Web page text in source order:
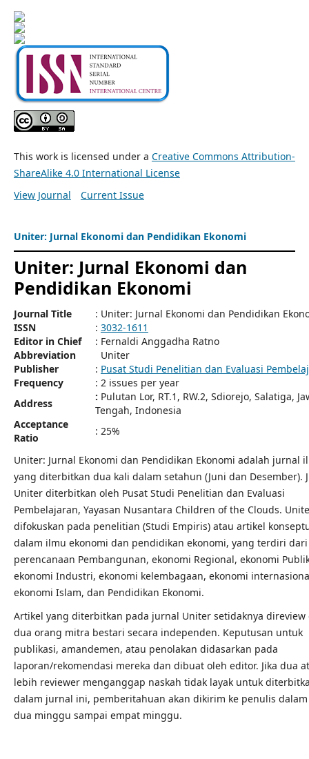
This work is licensed under a Creative Commons Attribution-
ShareAlike 4.0 International License
View Journal
Current Issue
Uniter: Jurnal Ekonomi dan Pendidikan Ekonomi
Uniter: Jurnal Ekonomi dan
Pendidikan Ekonomi
Journal Title
: Uniter: Jurnal Ekonomi dan Pendidikan
ISSN
: 3032-1611
Editor in Chief
: Fernaldi Anggadha Ratno
Abbreviation
Uniter
Publisher
: Pusat Studi Penelitian dan Evaluasi
Frequency
: 2 issues per year
Address
: Pulutan Lor, RT.1, RW.2, Sdiorejo, Salatiga,
Tengah, Indonesia
Acceptance
Ratio
: 25%
Uniter: Jurnal Ekonomi dan Pendidikan Ekonomi adalah jurnal
yang diterbitkan dua kali dalam setahun (Juni dan Desember).
Uniter diterbitkan oleh Pusat Studi Penelitian dan Evaluasi
Pembelajaran, Yayasan Nusantara Children of the Clouds.
difokuskan pada penelitian (Studi Empiris) atau artikel
dalam ilmu ekonomi dan pendidikan ekonomi, yang terdiri dari
perencanaan Pembangunan, ekonomi Regional, ekonomi
ekonomi Industri, ekonomi kelembagaan, ekonomi
ekonomi Islam, dan Pendidikan Ekonomi.
Artikel yang diterbitkan pada jurnal Uniter setidaknya direview
dua orang mitra bestari secara independen. Keputusan untuk
publikasi, amandemen, atau penolakan didasarkan pada
laporan/rekomendasi mereka dan dibuat oleh editor. Jika dua
lebih reviewer menganggap naskah tidak layak untuk
dalam jurnal ini, pemberitahuan akan dikirim ke penulis
dua minggu sampai empat minggu.